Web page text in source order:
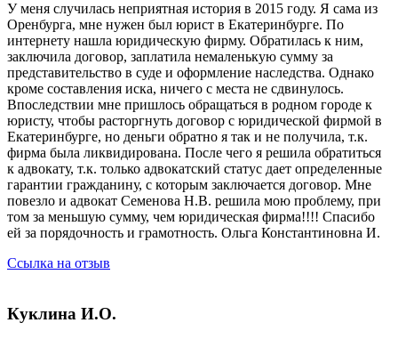
У меня случилась неприятная история в 2015 году. Я сама из
Оренбурга, мне нужен был юрист в Екатеринбурге. По
интернету нашла юридическую фирму. Обратилась к ним,
заключила договор, заплатила немаленькую сумму за
представительство в суде и оформление наследства. Однако
кроме составления иска, ничего с места не сдвинулось.
Впоследствии мне пришлось обращаться в родном городе к
юристу, чтобы расторгнуть договор с юридической фирмой в
Екатеринбурге, но деньги обратно я так и не получила, т.к.
фирма была ликвидирована. После чего я решила обратиться
к адвокату, т.к. только адвокатский статус дает определенные
гарантии гражданину, с которым заключается договор. Мне
повезло и адвокат Семенова Н.В. решила мою проблему, при
том за меньшую сумму, чем юридическая фирма!!!! Спасибо
ей за порядочность и грамотность. Ольга Константиновна И.
Ссылка на отзыв
Куклина И.О.